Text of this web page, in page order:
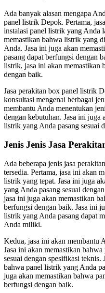
Ada banyak alasan mengapa
panel listrik Depok. Pertama,
instalasi panel listrik yang Anda
memastikan bahwa listrik yang
Anda. Jasa ini juga akan
pasang dapat berfungsi dengan
listrik, jasa ini akan memastikan
dengan baik.
Jasa perakitan box panel listrik
konsultasi mengenai berbagai
membantu Anda menentukan
dengan kebutuhan. Jasa ini juga
listrik yang Anda pasang sesuai
Jenis Jenis Jasa
Ada beberapa jenis jasa
tersedia. Pertama, jasa ini akan
listrik yang tepat. Jasa ini juga
yang Anda pasang sesuai
jasa ini juga akan memastikan
berfungsi dengan baik. Jasa ini
listrik yang Anda pasang dapat
Anda miliki.
Kedua, jasa ini akan membantu
Jasa ini akan memastikan
sesuai dengan spesifikasi teknis.
bahwa panel listrik yang Anda
juga akan memastikan bahwa
berfungsi dengan baik.